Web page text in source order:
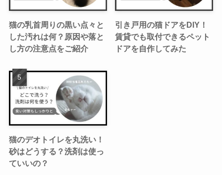
猫の乳首周りの黒い点々と
した汚れは何？原因や落と
し方の注意点をご紹介
引き戸用の猫ドアをDIY！
賃貸でも取付できるペット
ドアを自作してみた
猫のデオトイレを丸洗い！
砂はどうする？洗剤は使っ
ていいの？